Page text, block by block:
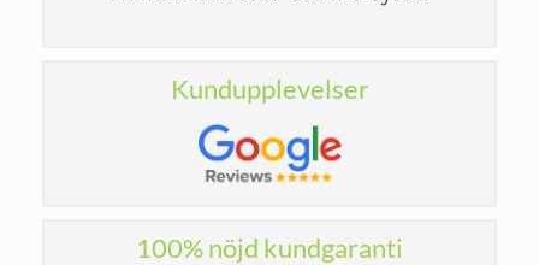
Kundupplevelser
100% nöjd kundgaranti